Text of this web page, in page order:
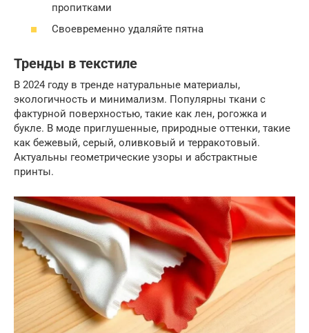
пропитками
Своевременно удаляйте пятна
Тренды в текстиле
В 2024 году в тренде натуральные материалы,
экологичность и минимализм. Популярны ткани с
фактурной поверхностью, такие как лен, рогожка и
букле. В моде приглушенные, природные оттенки, такие
как бежевый, серый, оливковый и терракотовый.
Актуальны геометрические узоры и абстрактные
принты.